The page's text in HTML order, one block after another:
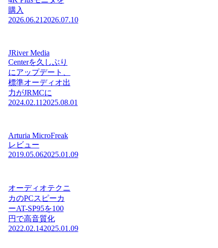
購入
2026.06.21 2026.07.10
JRiver Media
Centerを久しぶり
にアップデート、
標準オーディオ出
力がJRMCに
2024.02.11 2025.08.01
Arturia MicroFreak
レビュー
2019.05.062025.01.09
オーディオテクニ
カのPCスピーカ
ーAT-SP95を100
円で高音質化
2022.02.142025.01.09